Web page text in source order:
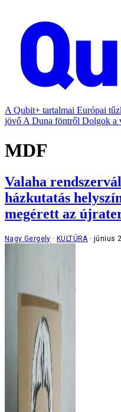
A Qubit+ tartalmai Európai
jövő A Duna föntről Dolgok a
MDF
Valaha
házkutatás
megérett az
Nagy Gergely KULTÚRA június